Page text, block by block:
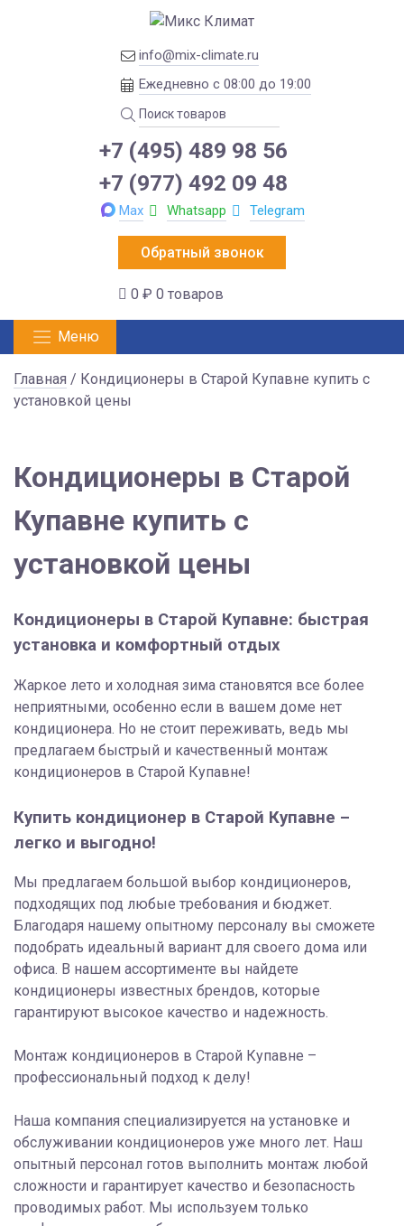
info@mix-climate.ru
Ежедневно с 08:00 до 19:00
+7 (495) 489 98 56
+7 (977) 492 09 48
Max Whatsapp Telegram
Обратный звонок
0 ₽ 0 товаров
Меню
Главная / Кондиционеры в Старой Купавне купить с
установкой цены
Кондиционеры в Старой
Купавне купить с
установкой цены
Кондиционеры в Старой Купавне: быстрая
установка и комфортный отдых
Жаркое лето и холодная зима становятся все более
неприятными, особенно если в вашем доме нет
кондиционера. Но не стоит переживать, ведь мы
предлагаем быстрый и качественный монтаж
кондиционеров в Старой Купавне!
Купить кондиционер в Старой Купавне –
легко и выгодно!
Мы предлагаем большой выбор кондиционеров,
подходящих под любые требования и бюджет.
Благодаря нашему опытному персоналу вы сможете
подобрать идеальный вариант для своего дома или
офиса. В нашем ассортименте вы найдете
кондиционеры известных брендов, которые
гарантируют высокое качество и надежность.
Монтаж кондиционеров в Старой Купавне –
профессиональный подход к делу!
Наша компания специализируется на установке и
обслуживании кондиционеров уже много лет. Наш
опытный персонал готов выполнить монтаж любой
сложности и гарантирует качество и безопасность
проводимых работ. Мы используем только